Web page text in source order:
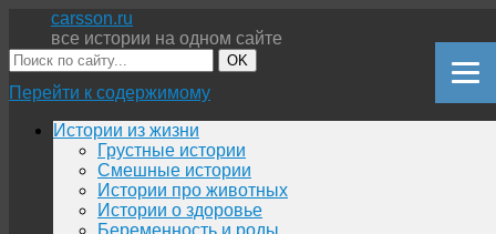
carsson.ru
все истории на одном сайте
OK
Перейти к содержимому
Истории из жизни
Грустные истории
Смешные истории
Истории про животных
Истории о здоровье
Беременность и роды